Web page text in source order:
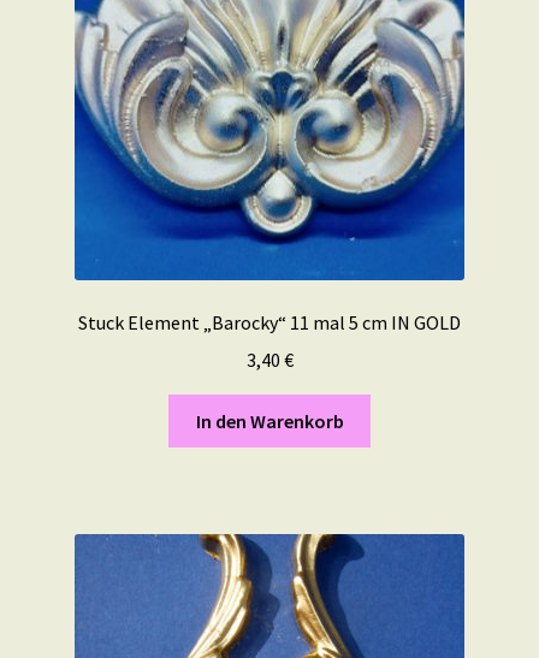
Stuck Element „Barocky“ 11 mal 5 cm IN GOLD
3,40 €
In den Warenkorb